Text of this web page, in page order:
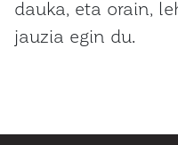
dauka, eta orain,
jauzia egin du.